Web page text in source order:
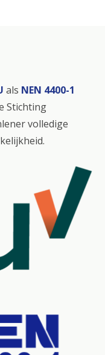
als NEN 4400-1
Stichting
volledige